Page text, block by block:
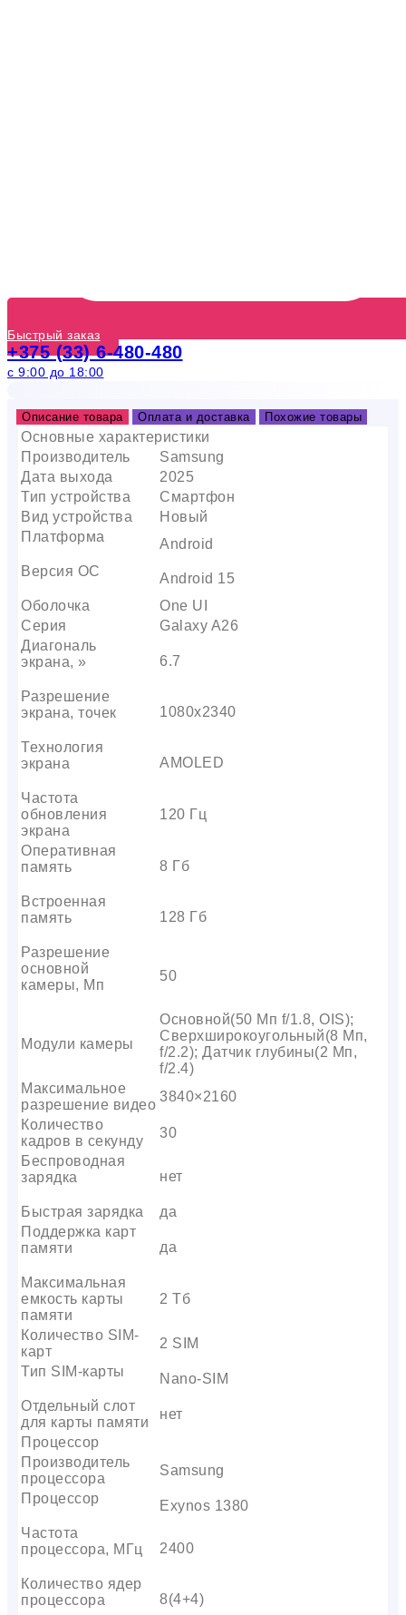
Быстрый заказ
+375 (33) 6-480-480
с 9:00 до 18:00
Описание товара Оплата и доставка Похожие товары
Основные характеристики
Производитель
Samsung
Дата выхода
2025
Тип устройства
Смартфон
Вид устройства
Новый
Платформа
Android
Версия ОС
Android 15
Оболочка
One UI
Серия
Galaxy A26
Диагональ
экрана, »
6.7
Разрешение
экрана, точек
1080х2340
Технология
экрана
AMOLED
Частота
обновления
экрана
120 Гц
Оперативная
память
8 Гб
Встроенная
память
128 Гб
Разрешение
основной
камеры, Мп
50
Модули камеры
Основной(50 Мп f/1.8, OIS);
Сверхширокоугольный(8 Мп,
f/2.2); Датчик глубины(2 Мп,
f/2.4)
Максимальное
разрешение видео
3840×2160
Количество
кадров в секунду
30
Беспроводная
зарядка
нет
Быстрая зарядка
да
Поддержка карт
памяти
да
Максимальная
емкость карты
памяти
2 Тб
Количество SIM-
карт
2 SIM
Тип SIM-карты
Nano-SIM
Отдельный слот
для карты памяти
нет
Процессор
Производитель
процессора
Samsung
Процессор
Exynos 1380
Частота
процессора, МГц
2400
Количество ядер
процессора
8(4+4)